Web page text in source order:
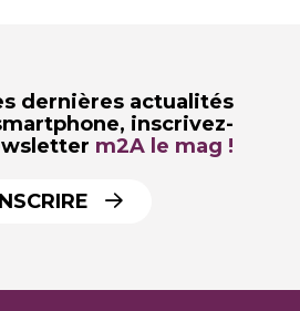
dernières actualités
inscrivez-
m2A le mag !